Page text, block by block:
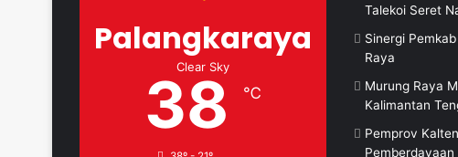
Palangkaraya
Clear Sky
38 ℃
Talekoi Seret
Sinergi
Raya
Murung Raya
Kalimantan
Pemprov
Pemberdayaan